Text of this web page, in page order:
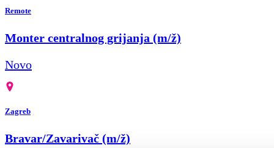
Remote
Monter centralnog grijanja (m/ž)
Novo
Zagreb
Bravar/Zavarivač (m/ž)